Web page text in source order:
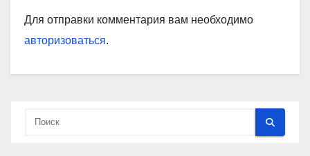
Для отправки комментария вам необходимо
авторизоваться.